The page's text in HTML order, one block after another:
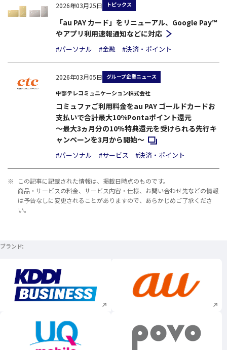
2026年03月25日 トピックス
「au PAY カード」をリニューアル、Google Pay™
やアプリ利用速報通知などに対応
#パーソナル #金融 #決済・ポイント
2026年03月05日 グループ企業ニュース
中部テレコミュニケーション株式会社
コミュファご利用料金をau PAY ゴールドカードお
支払いで合計最大10%Pontaポイント還元
～最大3ヵ月分の10％特典還元を受けられる先行キ
ャンペーンを3月から開始～新規ウィンドウで開く
#パーソナル #サービス #決済・ポイント
※
この記事に記載された情報は、掲載日時点のものです。
商品・サービスの料金、サービス内容・仕様、お問い合わせ先などの情報
は予告なしに変更されることがありますので、あらかじめご了承くださ
い。
ブランド
新規ウィンドウで開く 新規ウィンドウで
新規ウィンドウで開く 新規ウィンドウで